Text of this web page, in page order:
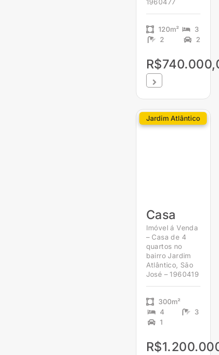
1960477
120m²
3
2
2
Jardim Atlântico
Casa
Imóvel á Venda
– Casa de 4
quartos no
bairro Jardim
Atlântico, São
José – 1960419
300m²
4
3
1